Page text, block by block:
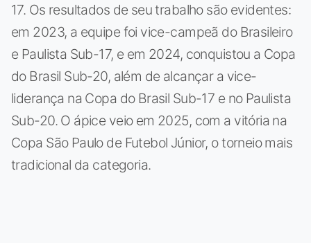
17. Os resultados de seu trabalho são evidentes:
em 2023, a equipe foi vice-campeã do Brasileiro
e Paulista Sub-17, e em 2024, conquistou a Copa
do Brasil Sub-20, além de alcançar a vice-
liderança na Copa do Brasil Sub-17 e no Paulista
Sub-20. O ápice veio em 2025, com a vitória na
Copa São Paulo de Futebol Júnior, o torneio mais
tradicional da categoria.